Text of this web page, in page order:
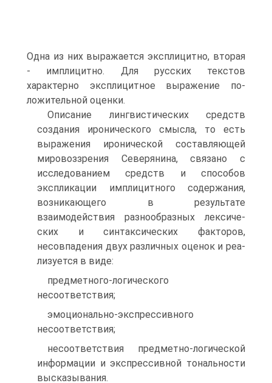
Одна из них выражается эксплицитно, вторая
- имплицитно. Для русских текстов
характерно эксплицитное выражение по­
ложительной оценки.
Описание лингвистических средств
создания иронического смысла, то есть
выражения иронической составляющей
мировоззрения Северянина, связано с
исследованием средств и способов
экспликации имплицитного со­держания,
возникающего в результате
взаимодействия разнообразных лексиче­
ских и синтаксических факторов,
несовпадения двух различных оценок и реа­
лизуется в виде:
предметного-логического
несоответствия;
эмоционально-экспрессивного
несоответствия;
несоответствия предметно-логической
информации и экспрессив­ной тональности
высказывания.